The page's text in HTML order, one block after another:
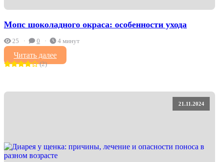
Мопс шоколадного окраса: особенности ухода
25 0 4 минут
Читать далее
(2)
21.11.2024